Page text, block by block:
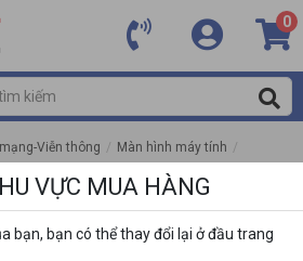
0
Viễn thông / Màn hình máy tính /
B (34 inch - IPS - WFHD - 100Hz - 1ms)
VỰC MUA HÀNG
bạn, bạn có thể thay đổi lại ở đầu trang